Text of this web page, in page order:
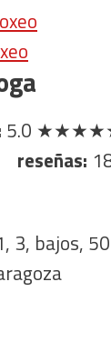
5.0
reseñas:
3, bajos,